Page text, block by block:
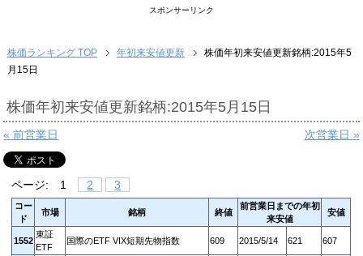
スポンサーリンク
株価ランキング TOP 年初来安値更新
株価年初来安値更新銘柄:2015年5
月15日
株価年初来安値更新銘柄:2015年5月15日
« 前営業日 次営業日 »
ページ: 1 2 3
コー
ド
市場 銘柄 終値
前営業日までの年初
来安値
安値
1552
東証
ETF
国際のETF VIX短期先物指数 609 2015/5/14 621 607